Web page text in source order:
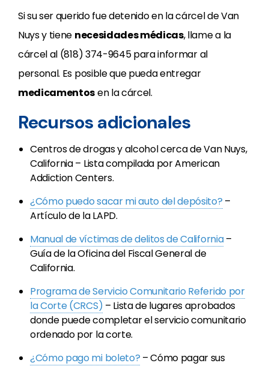
Si su ser querido fue detenido en la cárcel de Van
Nuys y tiene necesidades médicas, llame a la
cárcel al (818) 374-9645 para informar al
personal. Es posible que pueda entregar
medicamentosen la cárcel.
Recursos adicionales
Centros de drogas y alcohol cerca de Van Nuys,
California – Lista compilada por American
Addiction Centers.
¿Cómo puedo sacar mi auto del depósito? –
Artículo de la LAPD.
Manual de víctimas de delitos de California–
Guía de la Oficina del Fiscal General de
California.
Programa de Servicio Comunitario Referido por
la Corte (CRCS) – Lista de lugares aprobados
donde puede completar el servicio comunitario
ordenado por la corte.
¿Cómo pago mi boleto? – Cómo pagar sus